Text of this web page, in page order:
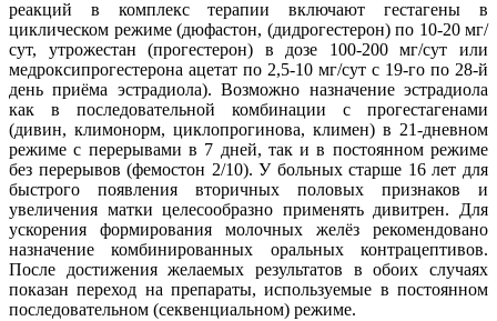
реакций в комплекс терапии включают гестагены в
циклическом режиме (дюфастон, (дидрогестерон) по 10-20 мг/
сут, утрожестан (прогестерон) в дозе 100-200 мг/сут или
медроксипрогестерона ацетат по 2,5-10 мг/сут с 19-го по 28-й
день приёма эстрадиола). Возможно назначение эстрадиола
как в последовательной комбинации с прогестагенами
(дивин, климонорм, циклопрогинова, климен) в 21-дневном
режиме с перерывами в 7 дней, так и в постоянном режиме
без перерывов (фемостон 2/10). У больных старше 16 лет для
быстрого появления вторичных половых признаков и
увеличения матки целесообразно применять дивитрен. Для
ускорения формирования молочных желёз рекомендовано
назначение комбинированных оральных контрацептивов.
После достижения желаемых результатов в обоих случаях
показан переход на препараты, используемые в постоянном
последовательном (секвенциальном) режиме.